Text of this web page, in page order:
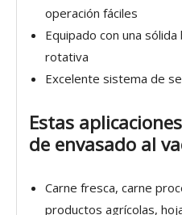
operación fáciles
Equipado con una
rotativa
Excelente sistema de
Estas
de envasado al
Carne fresca, carne
productos agrícolas,